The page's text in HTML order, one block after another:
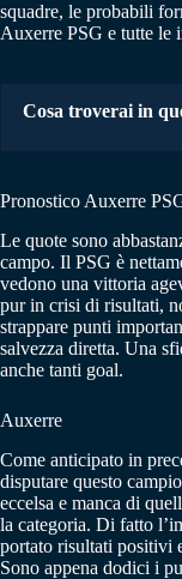
squadre, le probabili
Auxerre PSG e tutte le
Cosa troverai in
Pronostico Auxerre
Le quote sono
campo. Il PSG è
vedono una vittoria
pur in crisi di risultati,
strappare punti
salvezza diretta. Una
anche tanti goal.
Auxerre
Come anticipato in
disputare questo
eccelsa e manca di
la categoria. Di fatto
portato risultati positivi
Sono appena dodici i